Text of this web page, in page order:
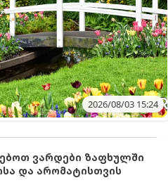
2026/08/03 15:24
ვარდები ზაფხულში
და არომატისთვის